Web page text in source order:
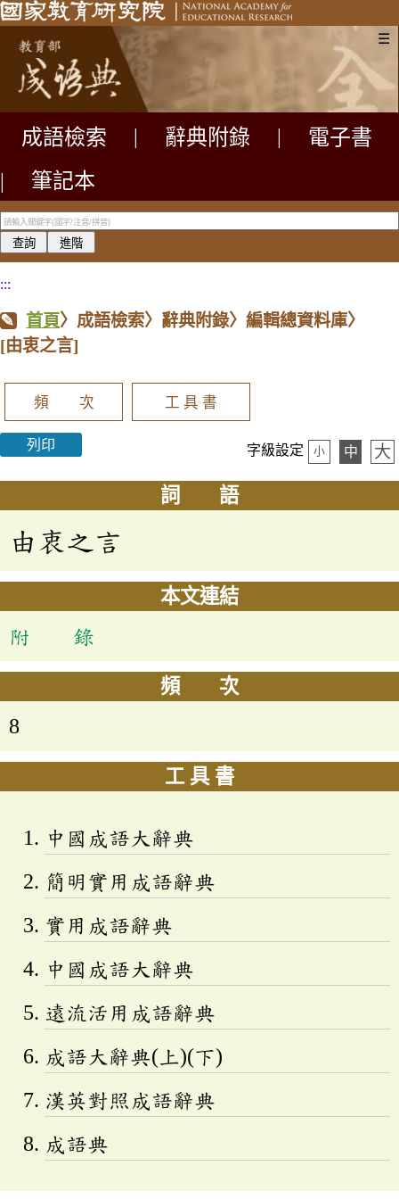
☰
成語檢索 辭典附錄
電子書
|
筆記本
:::
首頁〉成語檢索〉辭典附錄〉編輯總資料庫〉
[由衷之言]
頻 次 工 具 書
列印 字級設定 小 中 大
詞 語
由衷之言
本文連結
附 錄
頻 次
8
工 具 書
中國成語大辭典
簡明實用成語辭典
實用成語辭典
中國成語大辭典
遠流活用成語辭典
成語大辭典(上)(下)
漢英對照成語辭典
成語典